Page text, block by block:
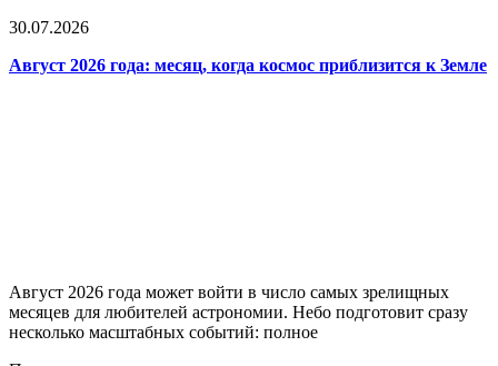
30.07.2026
Август 2026 года: месяц, когда космос приблизится к Земле
Август 2026 года может войти в число самых зрелищных
месяцев для любителей астрономии. Небо подготовит сразу
несколько масштабных событий: полное